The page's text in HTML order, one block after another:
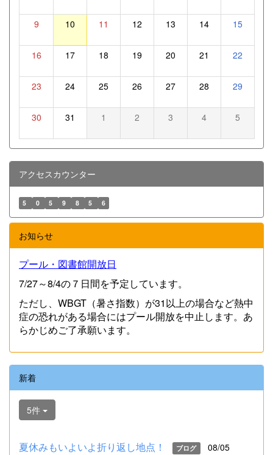
9 10 11 12 13 14 15
16 17 18 19 20 21 22
23 24 25 26 27 28 29
30 31 1 2 3 4 5
アクセスカウンター
5 0 5 9 8 5 6
お知らせ
プール・図書館開放日
7/27～8/4の７日間を予定しています。
ただし、WBGT（暑さ指数）が31以上の場合など熱中
症の恐れがある場合にはプール開放を中止します。あ
らかじめご了承願います。
新着
5件
夏休みもいよいよ折り返し地点！ ブログ
08/05